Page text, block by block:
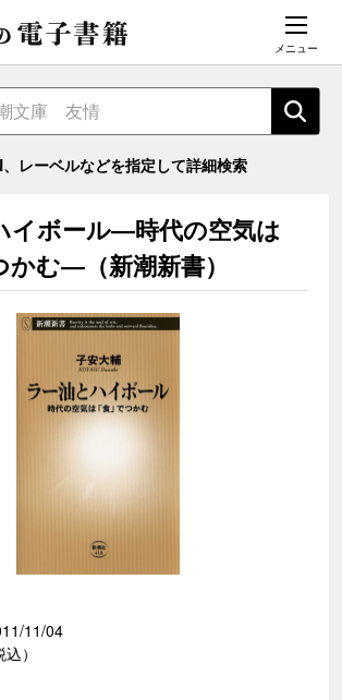
メニュー
レーベルなどを指定して詳細検索
イボール―時代の空気は
かむ―（新潮新書）
11/04
）